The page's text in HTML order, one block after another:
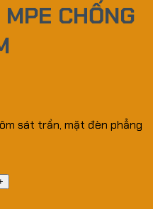
CHỐNG
sát trần, mặt đèn phẳng